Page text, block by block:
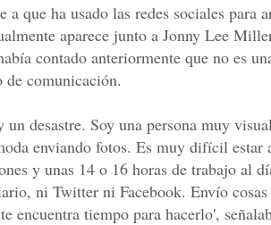
a que ha usado las redes sociales
aparece junto a Jonny Lee
contado anteriormente que no es
de comunicación.
un desastre. Soy una persona muy
enviando fotos. Es muy difícil
y unas 14 o 16 horas de trabajo al
ni Twitter ni Facebook. Envío
encuentra tiempo para hacerlo',